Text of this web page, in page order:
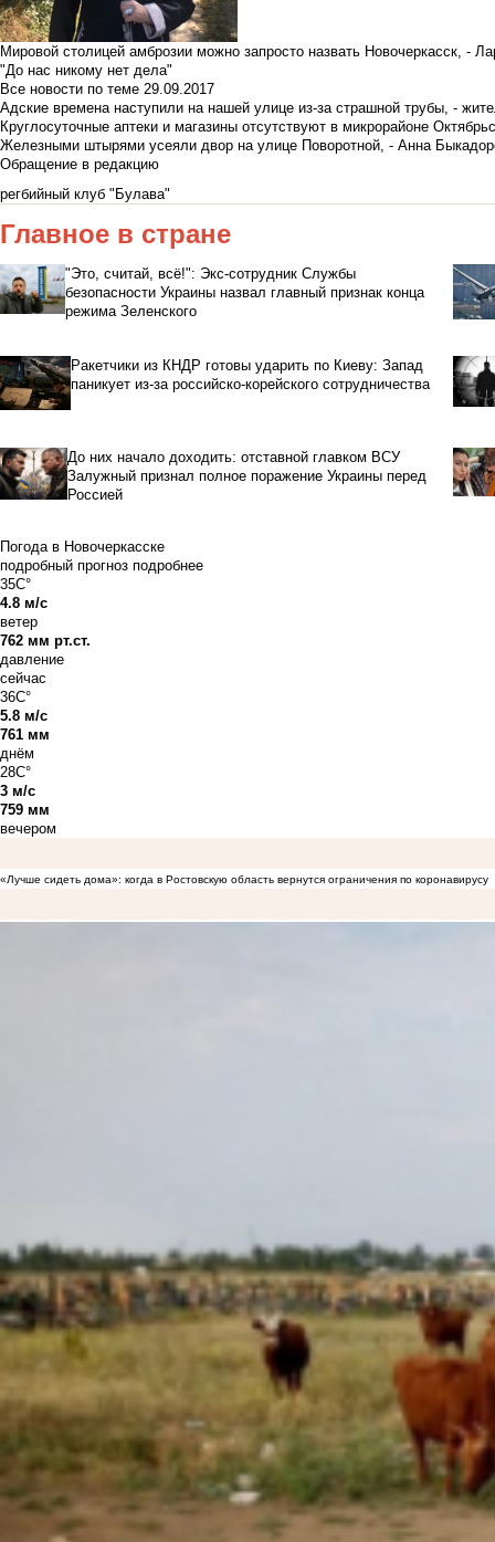
Мировой столицей амброзии можно запросто назвать Новочеркасск, -
"До нас никому нет дела"
Все новости по теме 29.09.2017
Адские времена наступили на нашей улице из-за страшной трубы, -
Круглосуточные аптеки и магазины отсутствуют в микрорайоне
Железными штырями усеяли двор на улице Поворотной, - Анна
Обращение в редакцию
регбийный клуб "Булава"
Главное в стране
"Это, считай, всё!": Экс-сотрудник Службы
безопасности Украины назвал главный признак конца
режима Зеленского
Ракетчики из КНДР готовы ударить по Киеву: Запад
паникует из-за российско-корейского сотрудничества
До них начало доходить: отставной главком ВСУ
Залужный признал полное поражение Украины перед
Россией
Погода в Новочеркасске
подробный прогноз подробнее
35C°
4.8 м/с
ветер
762 мм рт.ст.
давление
сейчас
36C°
5.8 м/с
761 мм
днём
28C°
3 м/с
759 мм
вечером
«Лучше сидеть дома»: когда в Ростовскую область вернутся ограничения по коронавирусу